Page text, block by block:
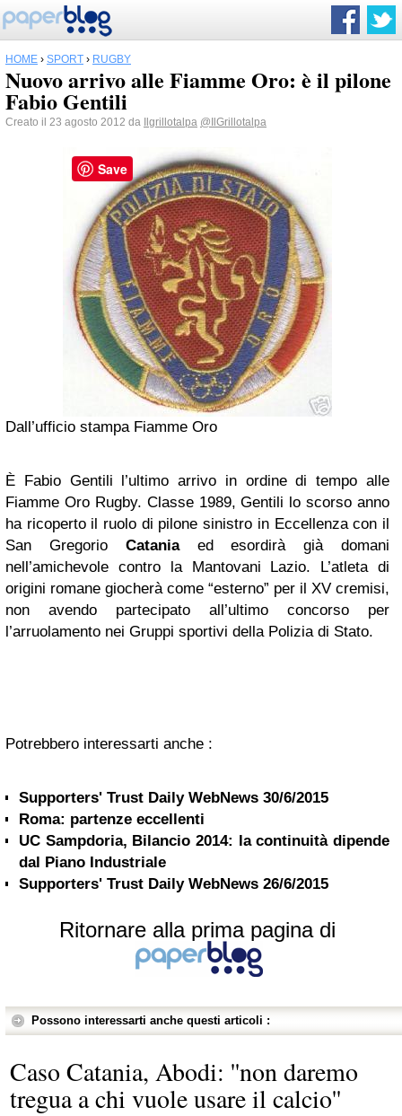
HOME › SPORT › RUGBY
Nuovo arrivo alle Fiamme Oro: è il pilone
Fabio Gentili
Creato il 23 agosto 2012 da Ilgrillotalpa @IlGrillotalpa
Dall’ufficio stampa Fiamme Oro
È Fabio Gentili l’ultimo arrivo in ordine di tempo alle
Fiamme Oro Rugby. Classe 1989, Gentili lo scorso anno
ha ricoperto il ruolo di pilone sinistro in Eccellenza con il
San Gregorio Cataniaed esordirà già domani
nell’amichevole contro la Mantovani Lazio. L’atleta di
origini romane giocherà come “esterno” per il XV cremisi,
non avendo partecipato all’ultimo concorso per
l’arruolamento nei Gruppi sportivi della Polizia di Stato.
Potrebbero interessarti anche :
Supporters' Trust Daily WebNews 30/6/2015
Roma: partenze eccellenti
UC Sampdoria, Bilancio 2014: la continuità dipende
dal Piano Industriale
Supporters' Trust Daily WebNews 26/6/2015
Ritornare alla prima pagina di
Possono interessarti anche questi articoli :
Caso Catania, Abodi: ''non daremo
tregua a chi vuole usare il calcio''
Save